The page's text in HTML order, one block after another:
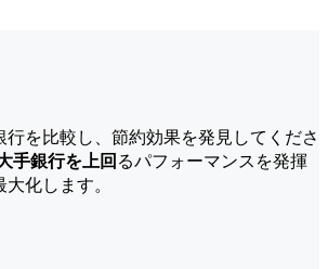
を比較し、節約効果を発見してくださ
手銀行を上回るパフォーマンスを発揮
化します。